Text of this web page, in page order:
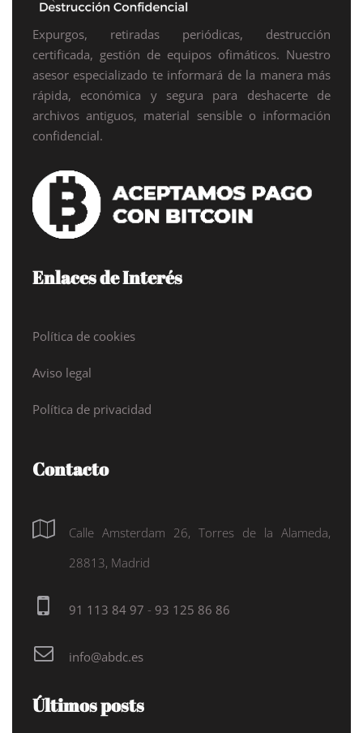
Expurgos, retiradas periódicas, destrucción
certificada, gestión de equipos ofimáticos. Nuestro
asesor especializado te informará de la manera más
rápida, económica y segura para deshacerte de
archivos antiguos, material sensible o información
confidencial.
Enlaces de Interés
Política de cookies
Aviso legal
Política de privacidad
Contacto
Calle Amsterdam 26, Torres de la Alameda,
28813, Madrid
91 113 84 97 - 93 125 86 86
info@abdc.es
Últimos posts